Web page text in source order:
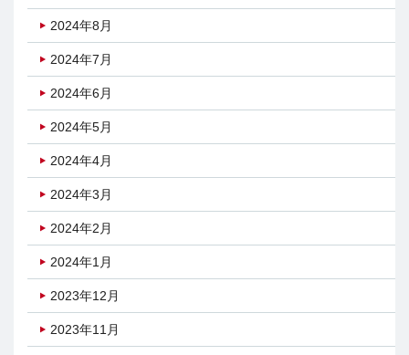
2024年8月
2024年7月
2024年6月
2024年5月
2024年4月
2024年3月
2024年2月
2024年1月
2023年12月
2023年11月